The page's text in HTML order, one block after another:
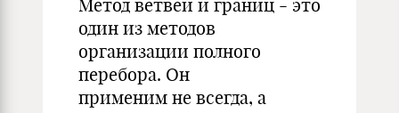
Метод ветвей и границ - это
один из методов
организации полного
перебора. Он
применим не всегда, а